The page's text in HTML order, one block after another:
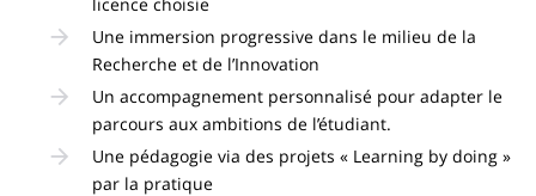
Une immersion progressive dans le milieu de la
Recherche et de l’Innovation
Un accompagnement personnalisé pour adapter le
parcours aux ambitions de l’étudiant.
Une pédagogie via des projets « Learning by doing »
par la pratique